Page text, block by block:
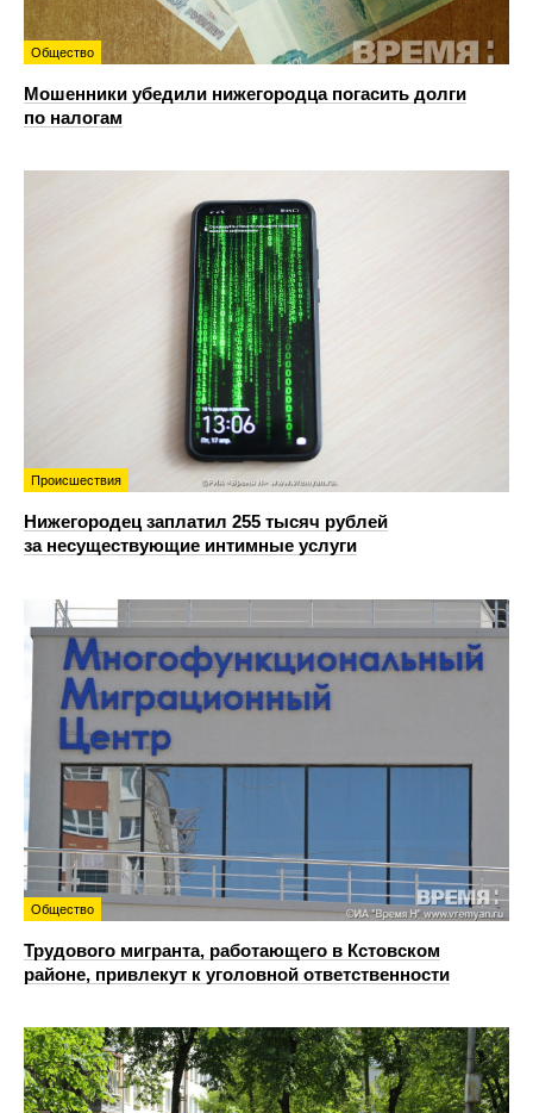
Общество
Мошенники убедили нижегородца погасить долги
по налогам
Происшествия
Нижегородец заплатил 255 тысяч рублей
за несуществующие интимные услуги
Общество
Трудового мигранта, работающего в Кстовском
районе, привлекут к уголовной ответственности